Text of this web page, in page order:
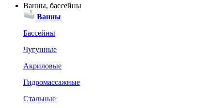
Ванны, бассейны
Ванны
Бассейны
Чугунные
Акриловые
Гидромассажные
Стальные